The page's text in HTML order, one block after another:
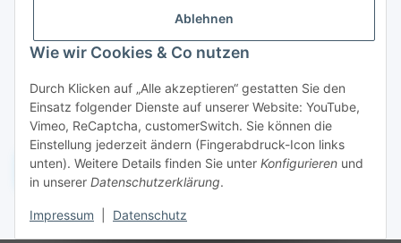
Ablehnen
Wie wir Cookies & Co nutzen
Durch Klicken auf „Alle akzeptieren“ gestatten Sie den
Einsatz folgender Dienste auf unserer Website: YouTube,
Vimeo, ReCaptcha, customerSwitch. Sie können die
Einstellung jederzeit ändern (Fingerabdruck-Icon links
unten). Weitere Details finden Sie unter Konfigurieren und
in unserer Datenschutzerklärung.
Impressum Datenschutz
Informationen
Gesetzliche Informationen
Widerruf einreichen
* Alle Preise inkl. gesetzlicher USt., zzgl.